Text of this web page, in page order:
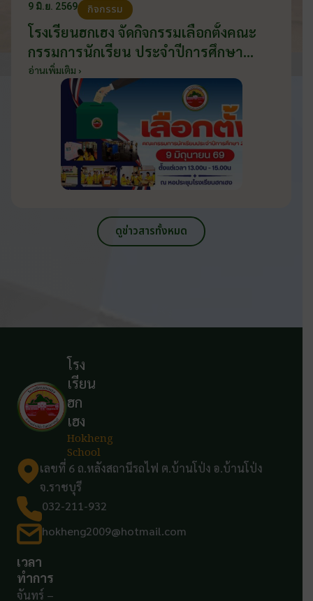
9 มิ.ย. 2569 กิจกรรม
โรงเรียนฮกเฮง จัดกิจกรรมเลือกตั้งคณะ
กรรมการนักเรียน ประจำปีการศึกษา
2569 ส่งเสริมประชาธิปไตยในโรงเรียน
วันที่ 9 มิถุนายน 2569
อ่านเพิ่มเติม ›
ดูข่าวสารทั้งหมด
โรง
เรียน
ฮก
เฮง
Hokheng
School
เลขที่ 6 ถ.หลังสถานีรถไฟ ต.บ้านโป่ง อ.บ้านโป่ง
จ.ราชบุรี
032-211-932
hokheng2009@hotmail.com
เวลา
ทำการ
จันทร์ –